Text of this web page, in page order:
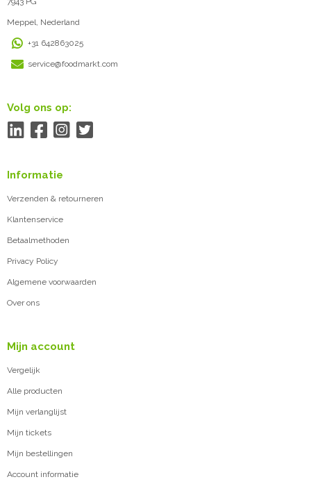
Meppel, Nederland
+31 642863025
service@foodmarkt.com
Volg ons op:
Informatie
Verzenden & retourneren
Klantenservice
Betaalmethoden
Privacy Policy
Algemene voorwaarden
Over ons
Mijn account
Vergelijk
Alle producten
Mijn verlanglijst
Mijn tickets
Mijn bestellingen
Account informatie